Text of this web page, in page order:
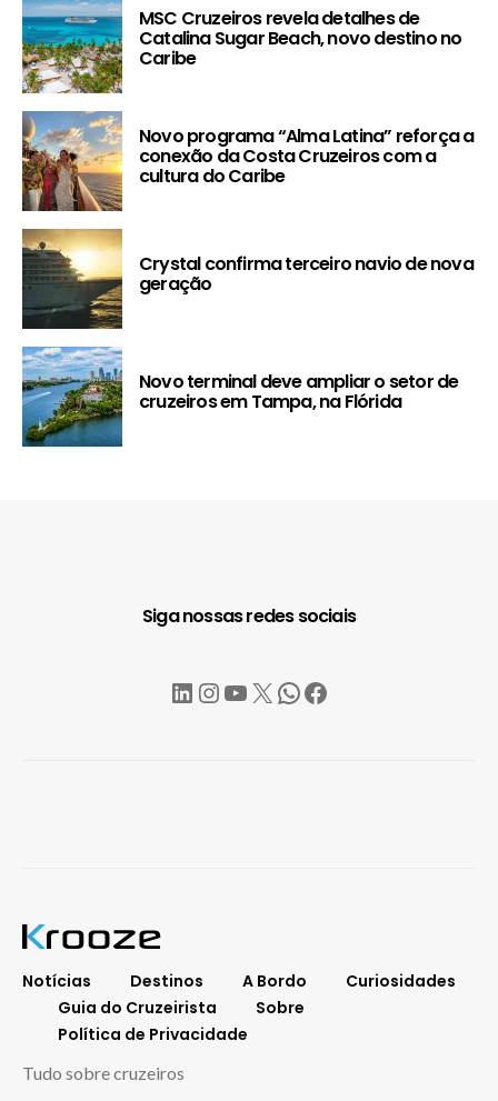
MSC Cruzeiros revela detalhes de
Catalina Sugar Beach, novo destino no
Caribe
Novo programa “Alma Latina” reforça a
conexão da Costa Cruzeiros com a
cultura do Caribe
Crystal confirma terceiro navio de nova
geração
Novo terminal deve ampliar o setor de
cruzeiros em Tampa, na Flórida
Siga nossas redes sociais
LinkedIn
Instagram
YouTube
X WhatsApp
Facebook
Notícias Destinos A Bordo
Curiosidades
Guia do Cruzeirista
Sobre
Política de Privacidade
Tudo sobre cruzeiros